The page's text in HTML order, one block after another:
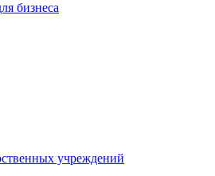
бизнеса
учреждений